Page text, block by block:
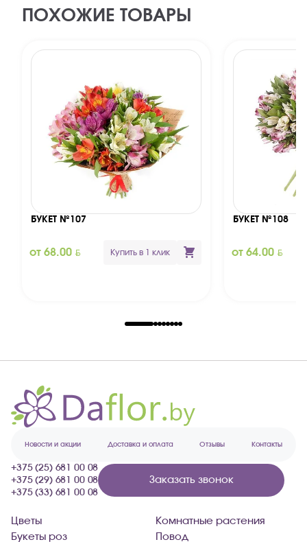
ПОХОЖИЕ ТОВАРЫ
БУКЕТ №107
от 68.00 BYN Купить в 1 клик
БУКЕТ №108
от 64.00 BYN
Новости и акции Доставка и оплата Отзывы Контакты
+375 (25) 681 00 08
+375 (29) 681 00 08
+375 (33) 681 00 08
Заказать звонок
Цветы
Комнатные растения
Букеты роз
Повод